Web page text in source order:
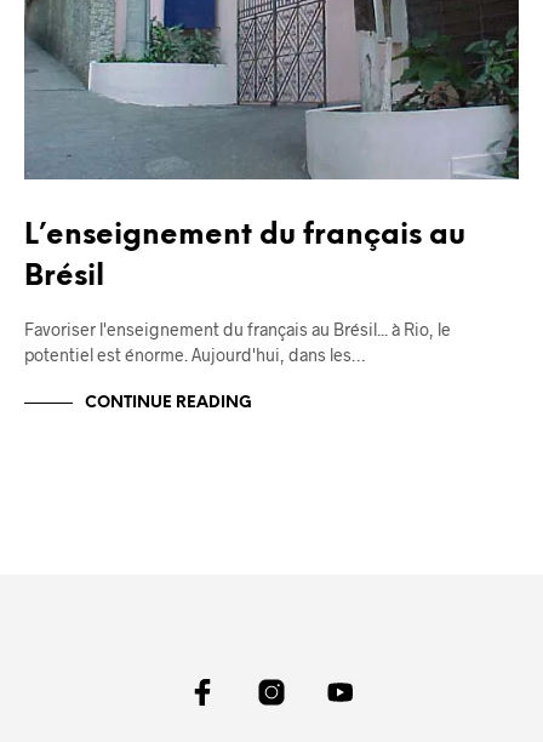
L’enseignement du français au
Brésil
Favoriser l'enseignement du français au Brésil... à Rio, le
potentiel est énorme. Aujourd'hui, dans les…
CONTINUE READING